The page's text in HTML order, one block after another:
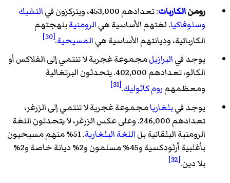
رومنالكاربات: تعدادهم 453,000، ويتركزون في
التشيك
وسلوفاكيا. لغتهم الأساسية هيالرومنيةبلهجتهم
الكارباتية، وديانتهم الأساسية هيالمسيحية.
[30]
يوجد فيالبرازيلمجموعة غجرية لا تنتمي إلى الفلاكس أو
الكالو، تعدادهم 402,000. يتحدثون البرتغالية
ومعظمهمروم كاثوليك.
[31]
يوجد فيبلغاريامجموعة غجرية لا تنتمي إلى الزرغر،
تعدادهم 246,000. وعلى عكس الزرغر، لا يتحدثون اللغة
الرومنية البلقانية بلاللغة البلغارية
. 51% منهم مسيحيون
بأغلبية أرثودكسية و45% مسلمون و2% ديانة خاصة و2%
بلا دين.[32]